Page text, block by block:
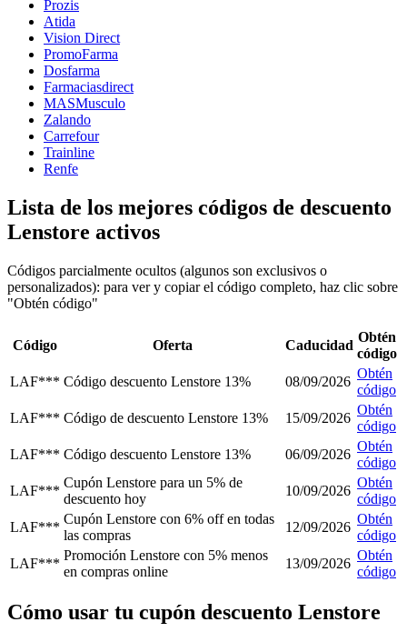
Prozis
Atida
Vision Direct
PromoFarma
Dosfarma
Farmaciasdirect
MASMusculo
Zalando
Carrefour
Trainline
Renfe
Lista de los mejores códigos de descuento
Lenstore activos
Códigos parcialmente ocultos (algunos son exclusivos o
personalizados): para ver y copiar el código completo, haz clic sobre
"Obtén código"
Código Oferta Caducidad
Obtén
código
LAF*** Código descuento Lenstore 13% 08/09/2026
Obtén
código
LAF*** Código de descuento Lenstore 13% 15/09/2026
Obtén
código
LAF*** Código descuento Lenstore 13% 06/09/2026
Obtén
código
LAF***
Cupón Lenstore para un 5% de
descuento hoy
10/09/2026
Obtén
código
LAF***
Cupón Lenstore con 6% off en todas
las compras
12/09/2026
Obtén
código
LAF***
Promoción Lenstore con 5% menos
en compras online
13/09/2026
Obtén
código
Cómo usar tu cupón descuento Lenstore